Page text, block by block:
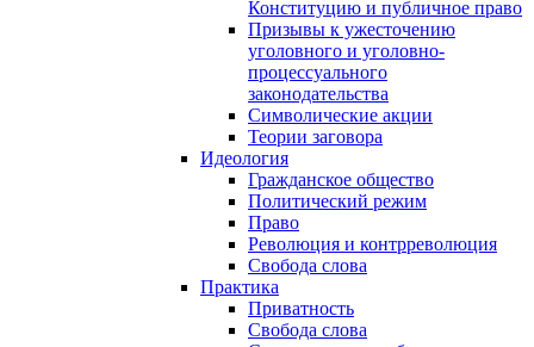
Конституцию и публичное право
Призывы к ужесточению
уголовного и уголовно-
процессуального
законодательства
Символические акции
Теории заговора
Идеология
Гражданское общество
Политический режим
Право
Революция и контрреволюция
Свобода слова
Практика
Приватность
Свобода слова